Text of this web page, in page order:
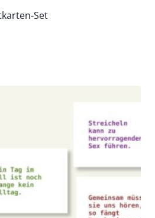
Set